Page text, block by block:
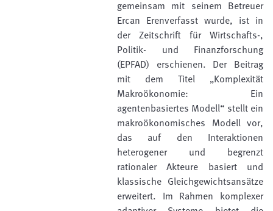
gemeinsam mit seinem Betreuer
Ercan Erenverfasst wurde, ist in
der Zeitschrift für Wirtschafts-,
Politik- und Finanzforschung
(EPFAD) erschienen. Der Beitrag
mit dem Titel „Komplexität
Makroökonomie: Ein
agentenbasiertes Modell“ stellt ein
makroökonomisches Modell vor,
das auf den Interaktionen
heterogener und begrenzt
rationaler Akteure basiert und
klassische Gleichgewichtsansätze
erweitert. Im Rahmen komplexer